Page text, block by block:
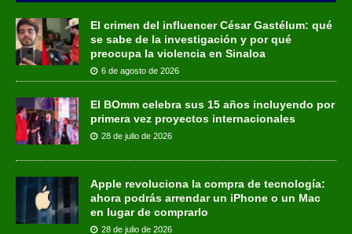
El crimen del influencer César Gastélum: qué
se sabe de la investigación y por qué
preocupa la violencia en Sinaloa
6 de agosto de 2026
El BOmm celebra sus 15 años incluyendo por
primera vez proyectos internacionales
28 de julio de 2026
Apple revoluciona la compra de tecnología:
ahora podrás arrendar un iPhone o un Mac
en lugar de comprarlo
28 de julio de 2026